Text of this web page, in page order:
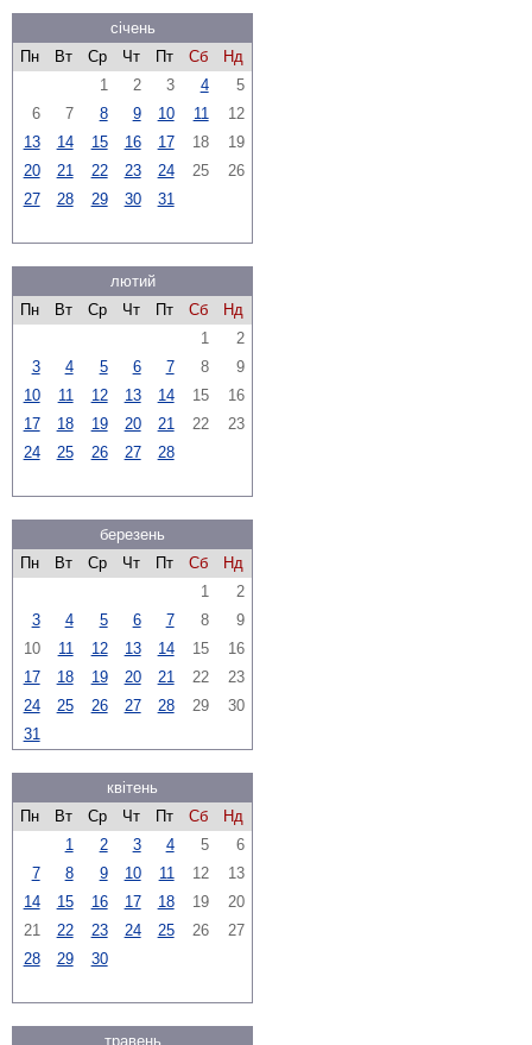
січень
Пн
Вт Ср Чт Пт Сб
Нд
1
2 3 4
5
6
7 8 9 10 11
12
13
14 15 16 17 18
19
20
21 22 23 24 25
26
27
28 29 30 31
лютий
Пн
Вт Ср Чт Пт Сб
Нд
1
2
3
4 5 6 7 8
9
10
11 12 13 14 15
16
17
18 19 20 21 22
23
24
25 26 27 28
березень
Пн
Вт Ср Чт Пт Сб
Нд
1
2
3
4 5 6 7 8
9
10
11 12 13 14 15
16
17
18 19 20 21 22
23
24
25 26 27 28 29
30
31
квітень
Пн
Вт Ср Чт Пт Сб
Нд
1
2 3 4 5
6
7
8 9 10 11 12
13
14
15 16 17 18 19
20
21
22 23 24 25 26
27
28
29 30
травень